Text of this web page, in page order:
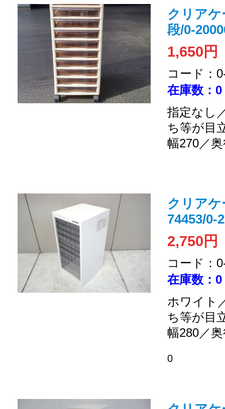
クリア
段/0-
1,650円
コード：
在庫数：0
指定なし
ち等が目
幅270／
クリア
74453/0-
2,750円
コード：
在庫数：0
ホワイト
ち等が目
幅280／
0